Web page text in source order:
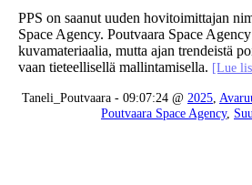
PPS on saanut uuden hovitoimittajan
Space Agency. Poutvaara Space
kuvamateriaalia, mutta ajan trendeistä
vaan tieteellisellä mallintamisella. [Lue
Taneli_Poutvaara - 09:07:24 @ 2025
Poutvaara Space Agency,